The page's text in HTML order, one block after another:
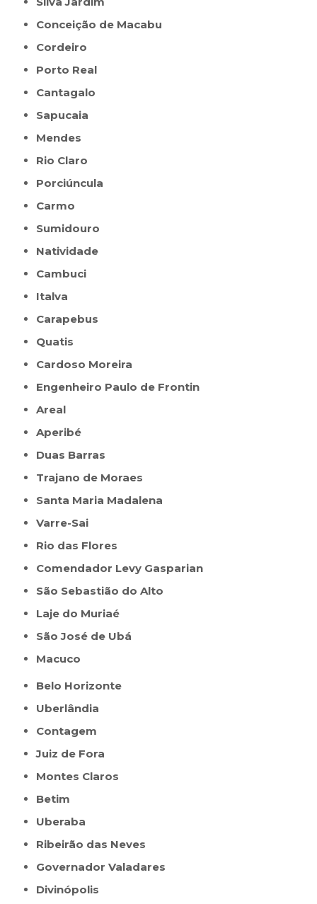
Conceição de Macabu
Cordeiro
Porto Real
Cantagalo
Sapucaia
Mendes
Rio Claro
Porciúncula
Carmo
Sumidouro
Natividade
Cambuci
Italva
Carapebus
Quatis
Cardoso Moreira
Engenheiro Paulo de Frontin
Areal
Aperibé
Duas Barras
Trajano de Moraes
Santa Maria Madalena
Varre-Sai
Rio das Flores
Comendador Levy Gasparian
São Sebastião do Alto
Laje do Muriaé
São José de Ubá
Macuco
Belo Horizonte
Uberlândia
Contagem
Juiz de Fora
Montes Claros
Betim
Uberaba
Ribeirão das Neves
Governador Valadares
Divinópolis